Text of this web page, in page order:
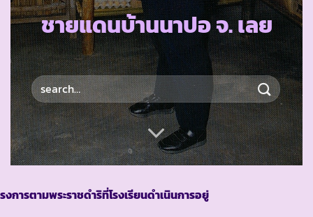
ชายแดนบ้านนาปอ จ. เลย
งการตามพระราชดำริที่โรงเรียนดำเนินการอยู่